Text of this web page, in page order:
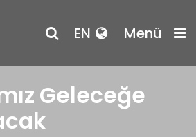
EN Menü
Geleceğe